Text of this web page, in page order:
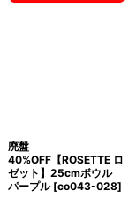
廃盤
40%OFF【ROSETTE ロ
ゼット】25cmボウル
パープル [co043-028]